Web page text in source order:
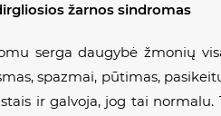
žarnos sindromas
serga daugybė žmonių
spazmai, pūtimas,
ir galvoja, jog tai